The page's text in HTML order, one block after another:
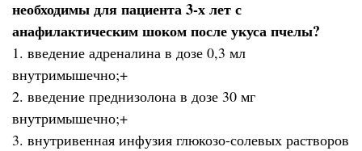
необходимы для пациента 3-х лет с
анафилактическим шоком после укуса пчелы?
1. введение адреналина в дозе 0,3 мл
внутримышечно;+
2. введение преднизолона в дозе 30 мг
внутримышечно;+
3. внутривенная инфузия глюкозо-солевых растворов